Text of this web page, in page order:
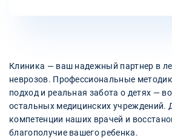
Клиника — ваш надежный партнер в
неврозов. Профессиональные
подход и реальная забота о детях —
остальных медицинских учреждений.
компетенции наших врачей и
благополучие вашего ребенка.